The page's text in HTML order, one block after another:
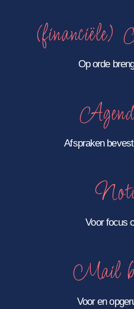
(financiële)
Op orde
Afspraken
Voor focus
Mail
Voor en